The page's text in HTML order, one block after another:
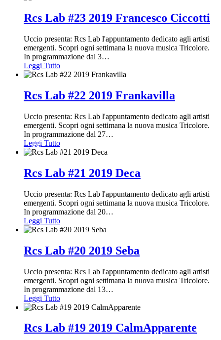
Rcs Lab #23 2019 Francesco Ciccotti
Uccio presenta: Rcs Lab l'appuntamento dedicato agli artisti
emergenti. Scopri ogni settimana la nuova musica Tricolore.
In programmazione dal 3…
Leggi Tutto
Rcs Lab #22 2019 Frankavilla
Uccio presenta: Rcs Lab l'appuntamento dedicato agli artisti
emergenti. Scopri ogni settimana la nuova musica Tricolore.
In programmazione dal 27…
Leggi Tutto
Rcs Lab #21 2019 Deca
Uccio presenta: Rcs Lab l'appuntamento dedicato agli artisti
emergenti. Scopri ogni settimana la nuova musica Tricolore.
In programmazione dal 20…
Leggi Tutto
Rcs Lab #20 2019 Seba
Uccio presenta: Rcs Lab l'appuntamento dedicato agli artisti
emergenti. Scopri ogni settimana la nuova musica Tricolore.
In programmazione dal 13…
Leggi Tutto
Rcs Lab #19 2019 CalmApparente